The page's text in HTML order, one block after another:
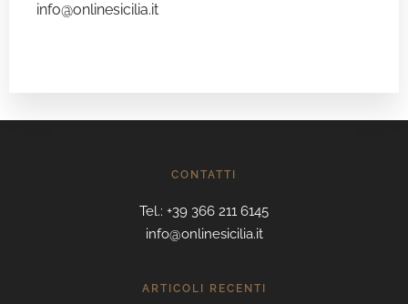
info@onlinesicilia.it
CONTATTI
Tel.: +39 366 211 6145
info@onlinesicilia.it
ARTICOLI RECENTI